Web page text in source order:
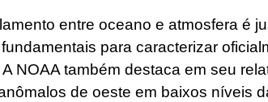
entre oceano e atmosfera é
para caracterizar
NOAA também destaca em seu
de oeste em baixos níveis